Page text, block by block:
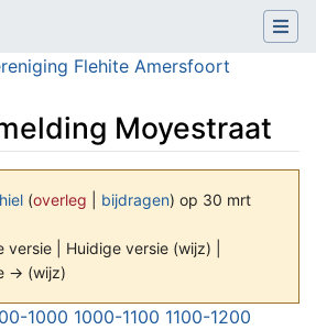
Flehite Amersfoort
Moyestraat
(overleg bijdragen) op 30 mrt
| Huidige versie (wijz) |
→ (wijz)
1000 1000-1100 1100-1200